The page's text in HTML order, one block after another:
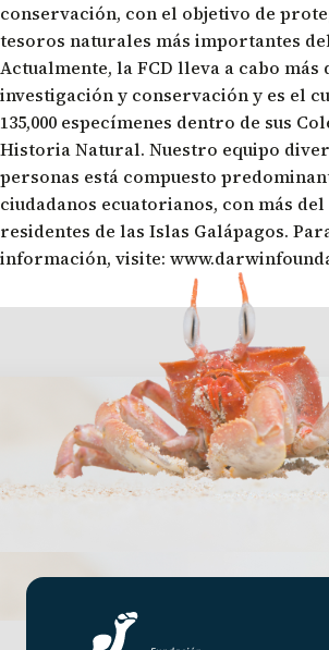
conservación, con el objetivo de
tesoros naturales más importantes
Actualmente, la FCD lleva a cabo más
investigación y conservación y es el
135,000 especímenes dentro de sus
Historia Natural. Nuestro equipo
personas está compuesto
ciudadanos ecuatorianos, con más del
residentes de las Islas Galápagos.
información, visite: